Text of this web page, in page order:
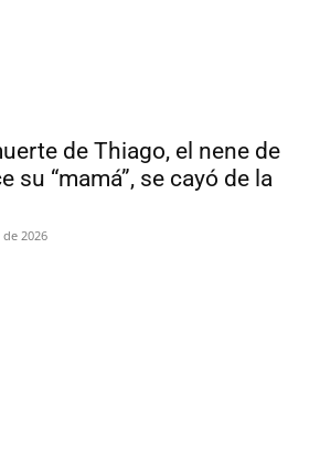
de Thiago, el nene de
su “mamá”, se cayó de la
2026